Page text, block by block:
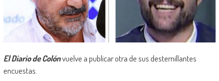
El Diario de Colónvuelve a publicar otra de sus desternillantes
encuestas.